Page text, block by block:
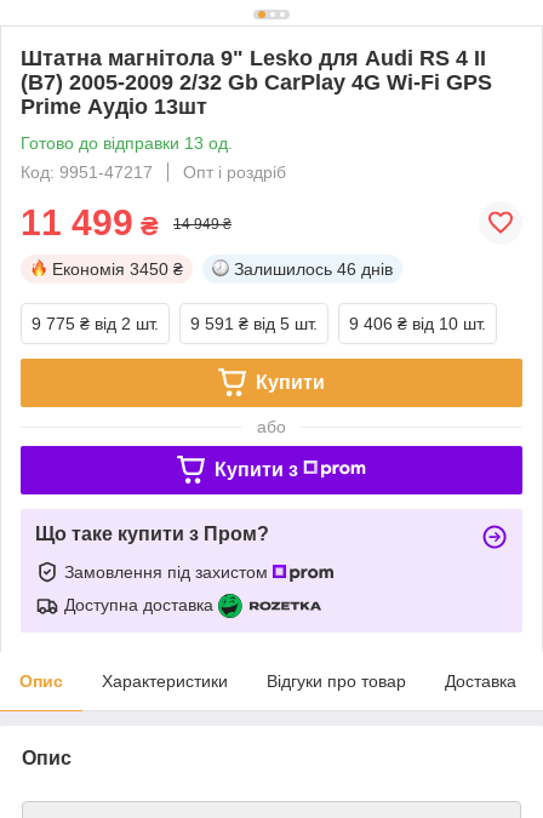
Штатна магнітола 9" Lesko для Audi RS 4 II
(B7) 2005-2009 2/32 Gb CarPlay 4G Wi-Fi GPS
Prime Аудіо 13шт
Готово до відправки 13 од.
Код: 9951-47217
Опт і роздріб
11 499 ₴ 14 949 ₴
Економія 3450 ₴ Залишилось 46 днів
9 775 ₴ від 2 шт. 9 591 ₴ від 5 шт. 9 406 ₴ від 10 шт.
Купити
або
Купити з
Що таке купити з Пром?
Замовлення під захистом
Доступна доставка
Опис Характеристики Відгуки про товар Доставка
Опис